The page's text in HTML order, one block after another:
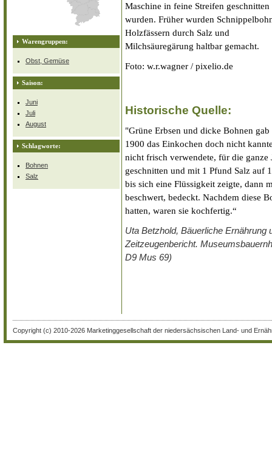
Warengruppen:
Obst, Gemüse
Saison:
Juni
Juli
August
Schlagworte:
Bohnen
Salz
Maschine in feine Streifen geschnitten
wurden. Früher wurden
Holzfässern durch Salz und
Milchsäuregärung haltbar gemacht.
Foto: w.r.wagner / pixelio.de
Historische Quelle:
"Grüne Erbsen und dicke Bohnen
1900 das Einkochen doch nicht
nicht frisch verwendete, für die
geschnitten und mit 1 Pfund Salz auf
bis sich eine Flüssigkeit zeigte, dann
beschwert, bedeckt. Nachdem diese
hatten, waren sie kochfertig.“
Uta Betzhold, Bäuerliche Ernährung
Zeitzeugenbericht.
D9 Mus 69)
Copyright (c) 2010-2026 Marketinggesellschaft der niedersächsischen Land- und